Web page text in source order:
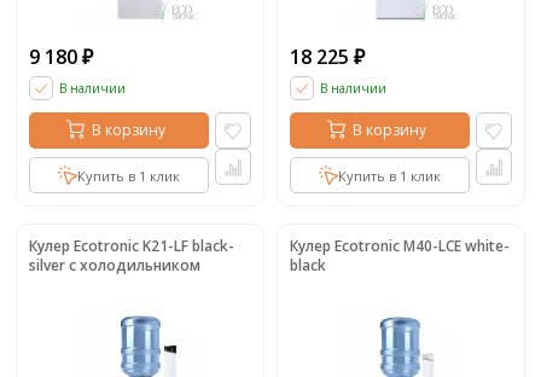
9 180 ₽
В наличии
В корзину
Купить в 1 клик
18 225 ₽
В наличии
В корзину
Купить в 1 клик
Кулер Ecotronic K21-LF black-
silver с холодильником
Кулер Ecotronic M40-LCE white-
black